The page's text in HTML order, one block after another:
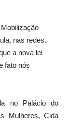
nas redes.
a nova lei
fato nós
no Palácio do
Mulheres, Cida